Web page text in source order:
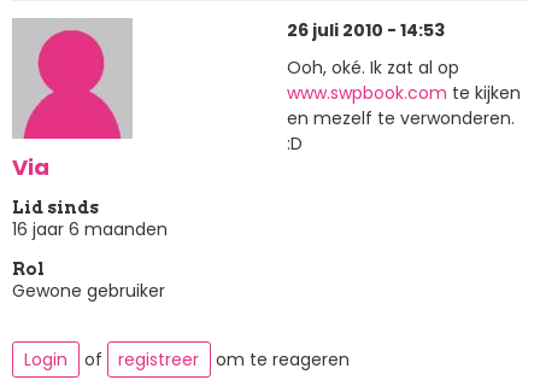
Via
Lid sinds
16 jaar 6 maanden
Rol
Gewone gebruiker
26 juli 2010 - 14:53
Ooh, oké. Ik zat al op
www.swpbook.com te kijken
en mezelf te verwonderen.
:D
Login of registreer om te reageren